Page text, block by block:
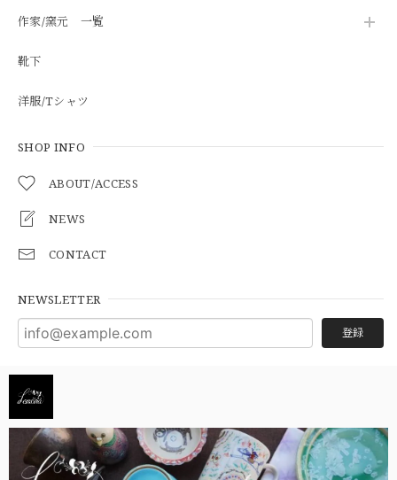
作家/窯元 一覧
靴下
洋服/Tシャツ
SHOP INFO
ABOUT/ACCESS
NEWS
CONTACT
NEWSLETTER
登録